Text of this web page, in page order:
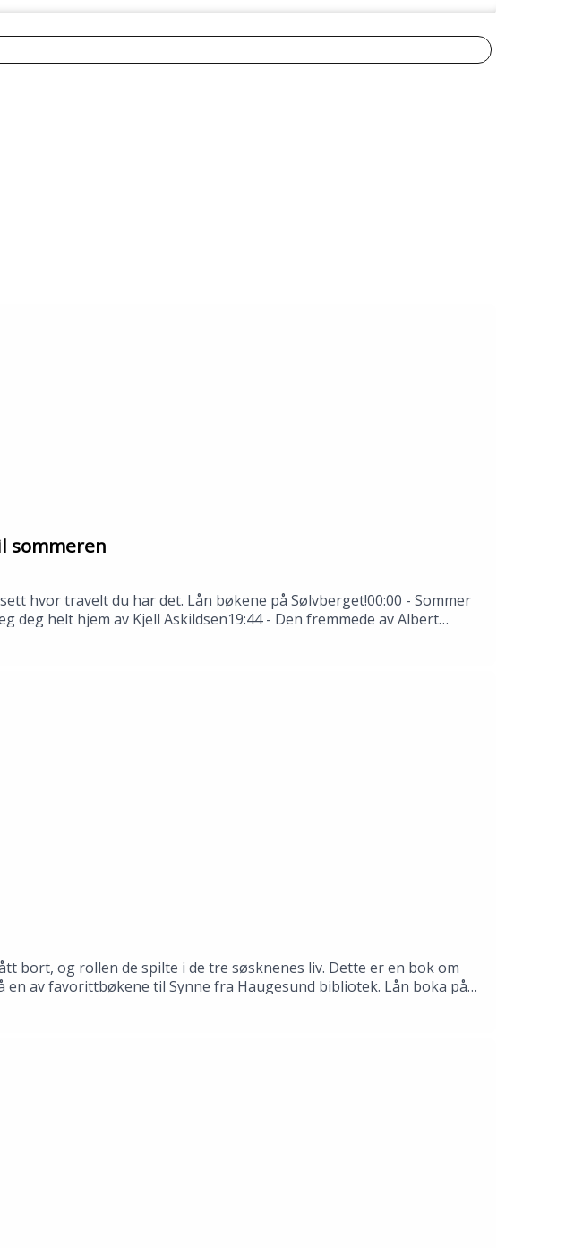
sommeren
hvor travelt du har det. Lån bøkene på Sølvberget!00:00 - Sommer
helt hjem av Kjell Askildsen19:44 - Den fremmede av Albert
i juni 2026.Medvirkende: Thale Dobbert, Hannah Ersland, Tomas
bort, og rollen de spilte i de tre søsknenes liv. Dette er en bok om
av favorittbøkene til Synne fra Haugesund bibliotek. Lån boka på
Fredriksen og Tomas Gustafsson.Produksjon: Åsmund Ådnøy.Alt